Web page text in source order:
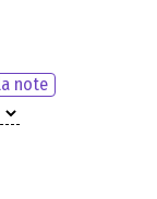
note